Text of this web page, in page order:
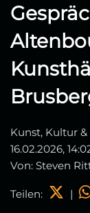
Kunst, Kultur
16.02.2026,
Von: Steven
Teilen: |